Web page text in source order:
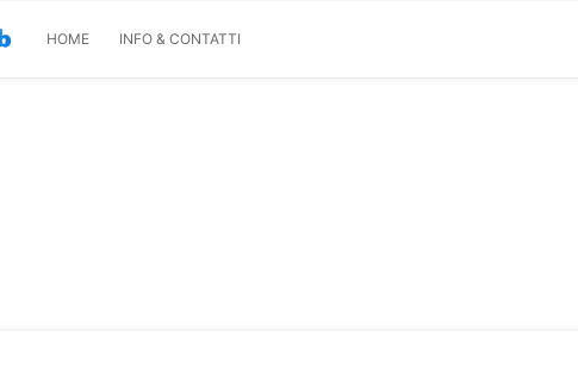
HOME INFO & CONTATTI